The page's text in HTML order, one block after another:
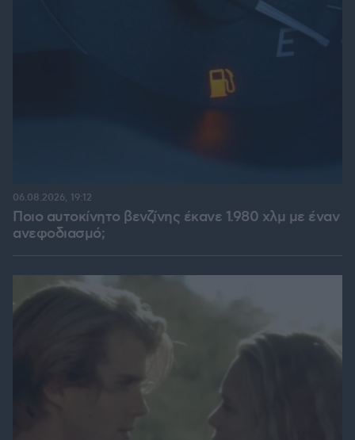
Ποιο αυτοκίνητο βενζίνης έκανε 1.980 χλμ με έναν
ανεφοδιασμό;
06.08.2026, 19:12